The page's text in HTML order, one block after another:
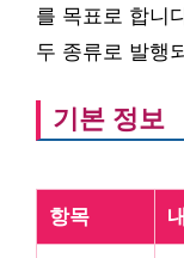
를 목표로 합니
두 종류로 발행
기본 정보
항목